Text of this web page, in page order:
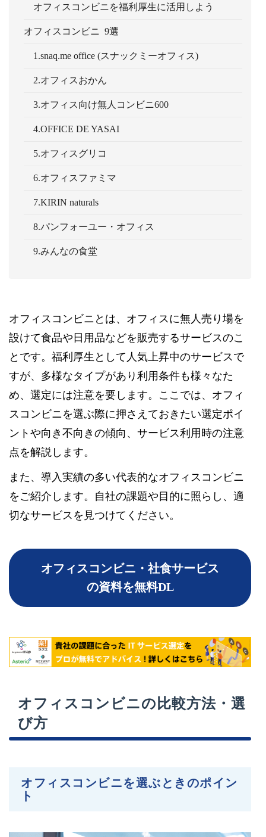
オフィスコンビニを福利厚生に活用しよう
オフィスコンビニ 9選
1.snaq.me office (スナックミーオフィス)
2.オフィスおかん
3.オフィス向け無人コンビニ600
4.OFFICE DE YASAI
5.オフィスグリコ
6.オフィスファミマ
7.KIRIN naturals
8.パンフォーユー・オフィス
9.みんなの食堂
オフィスコンビニとは、オフィスに無人売り場を
設けて食品や日用品などを販売するサービスのこ
とです。福利厚生として人気上昇中のサービスで
すが、多様なタイプがあり利用条件も様々なた
め、選定には注意を要します。ここでは、オフィ
スコンビニを選ぶ際に押さえておきたい選定ポイ
ントや向き不向きの傾向、サービス利用時の注意
点を解説します。
また、導入実績の多い代表的なオフィスコンビニ
をご紹介します。自社の課題や目的に照らし、適
切なサービスを見つけてください。
オフィスコンビニ・社食サービス
の資料を無料DL
オフィスコンビニの比較方法・選
び方
オフィスコンビニを選ぶときのポイン
ト